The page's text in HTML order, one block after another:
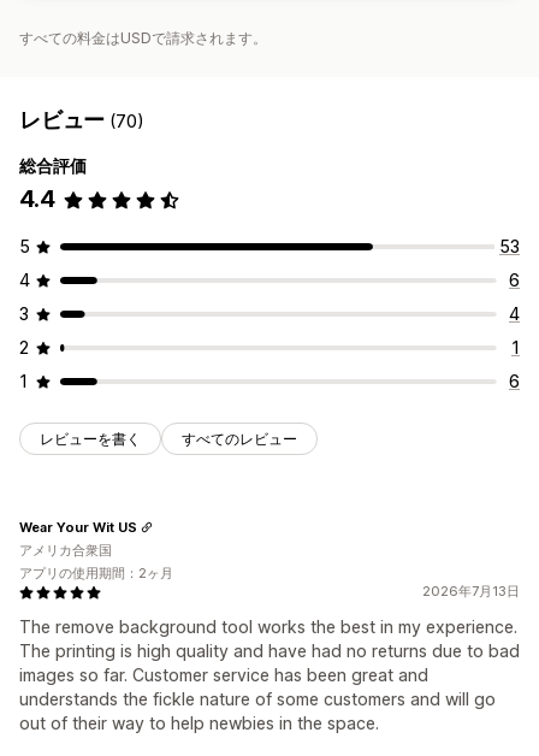
すべての料金はUSDで請求されます。
レビュー (70)
総合評価
4.4
5
53
4
6
3
4
2
1
1
6
レビューを書く すべてのレビュー
2026年7月13日
The remove background tool works the best in my experience.
The printing is high quality and have had no returns due to bad
images so far. Customer service has been great and
understands the fickle nature of some customers and will go
out of their way to help newbies in the space.
Wear Your Wit US
アメリカ合衆国
アプリの使用期間：2ヶ月